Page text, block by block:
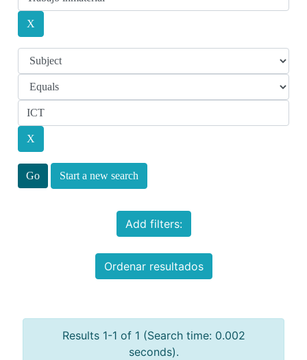
Start a new search
Add filters:
Ordenar resultados
Results 1-1 of 1 (Search time: 0.002
seconds).